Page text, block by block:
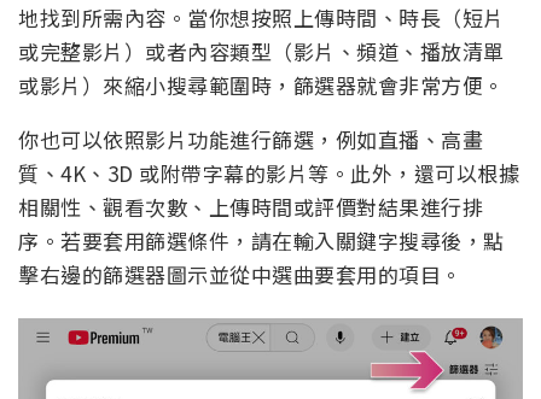
地找到所需內容。當你想按照上傳時間、時長（短片
或完整影片）或者內容類型（影片、頻道、播放清單
或影片）來縮小搜尋範圍時，篩選器就會非常方便。
你也可以依照影片功能進行篩選，例如直播、高畫
質、4K、3D 或附帶字幕的影片等。此外，還可以根據
相關性、觀看次數、上傳時間或評價對結果進行排
序。若要套用篩選條件，請在輸入關鍵字搜尋後，點
擊右邊的篩選器圖示並從中選曲要套用的項目。